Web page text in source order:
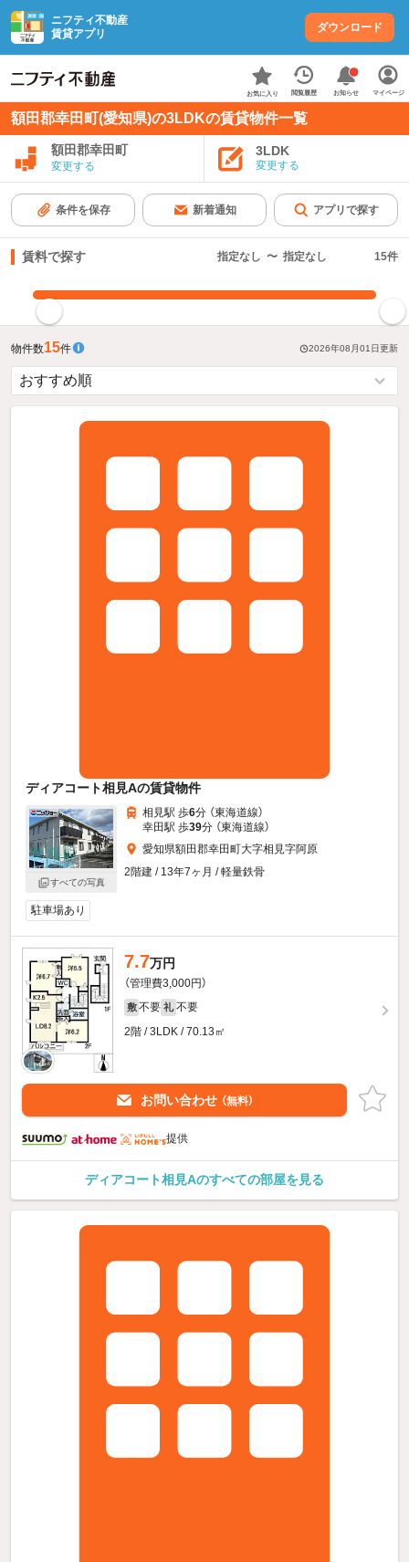
ニフティ不動産
賃貸アプリ
ダウンロード
お気に入り 閲覧履歴 お知らせ マイページ
額田郡幸田町(愛知県)の3LDKの賃貸物件一覧
額田郡幸田町
変更する
3LDK
変更する
条件を保存 新着通知 アプリで探す
賃料で探す 指定なし 〜 指定なし 15件
物件数15件 2026年08月01日更新
ディアコート相見Aの賃貸物件
すべての写真
相見駅 歩6分 （東海道線）
幸田駅 歩39分 （東海道線）
愛知県額田郡幸田町大字相見字阿原
2階建 / 13年7ヶ月 / 軽量鉄骨
駐車場あり
7.7万円
（管理費3,000円）
敷 不要 礼 不要
2階 / 3LDK / 70.13㎡
お問い合わせ （無料）
提供
ディアコート相見Aのすべての部屋を見る